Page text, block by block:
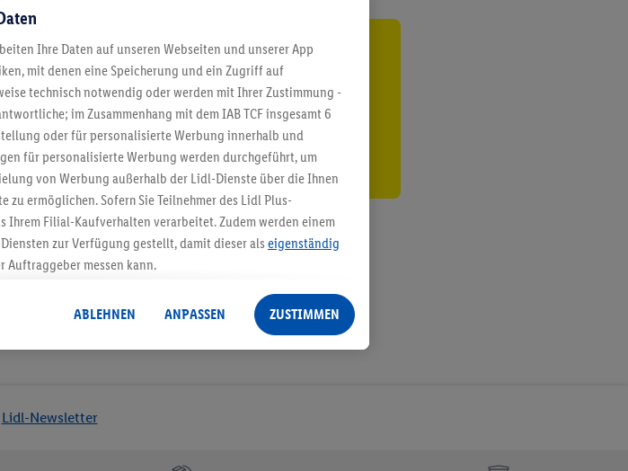
€ Versand sparen³²ᵃ
Jetzt zum Newsletter anmelden
Gutschein sichern!
Lidl-Newsletter
Ihre Daten auf unseren Webseiten und unserer App
mit denen eine Speicherung und ein Zugriff auf
technisch notwendig oder werden mit Ihrer Zustimmung -
im Zusammenhang mit dem IAB TCF insgesamt 6
oder für personalisierte Werbung innerhalb und
für personalisierte Werbung werden durchgeführt, um
von Werbung außerhalb der Lidl-Dienste über die Ihnen
ermöglichen. Sofern Sie Teilnehmer des Lidl Plus-
Ihrem Filial-Kaufverhalten verarbeitet. Zudem werden einem
zur Verfügung gestellt, damit dieser als eigenständig
Auftraggeber messen kann.
von Daten (z.B. über Ihre Nutzung der Lidl-Dienste, Ihr
Kundenkonto - z.B. Alter oder Geschlecht - sowie Ihre
und Lidl-Dienste hinweg einschließlich dem Speichern von
Entwicklung von Angeboten sowie zur technischen
ABLEHNEN ANPASSEN ZUSTIMMEN